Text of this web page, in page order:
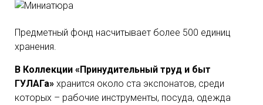
Предметный фонд насчитывает более 500 единиц
хранения.
В Коллекции «Принудительный труд и быт
ГУЛАГа» хранится около ста экспонатов, среди
которых – рабочие инструменты, посуда, одежда